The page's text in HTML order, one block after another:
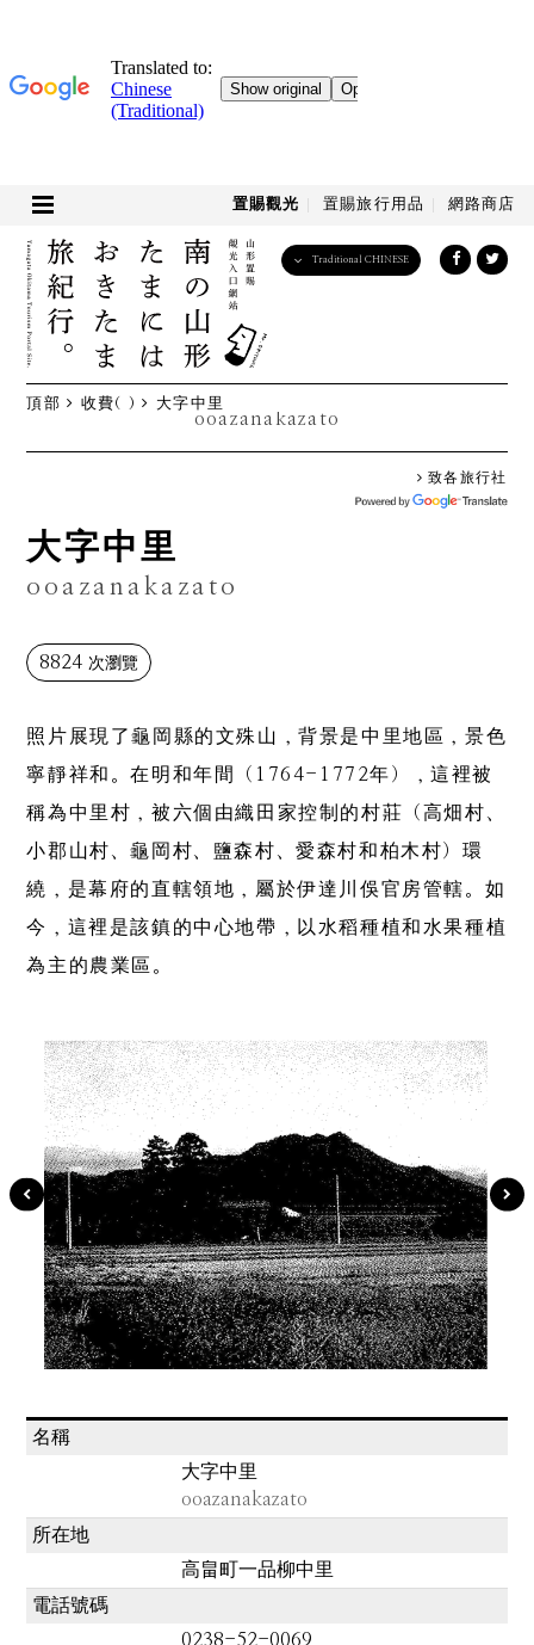
置賜觀光 置賜旅行用品 網路商店
Traditional CHINESE
頂部 收費( ) 大字中里
ooazanakazato
致各旅行社
大字中里
ooazanakazato
8824 次瀏覽
照片展現了龜岡縣的文殊山，背景是中里地區，景色
寧靜祥和。在明和年間（1764-1772年），這裡被
稱為中里村，被六個由織田家控制的村莊（高畑村、
小郡山村、龜岡村、鹽森村、愛森村和柏木村）環
繞，是幕府的直轄領地，屬於伊達川俁官房管轄。如
今，這裡是該鎮的中心地帶，以水稻種植和水果種植
為主的農業區。
名稱
大字中里
ooazanakazato
所在地
高畠町一品柳中里
電話號碼
0238-52-0069